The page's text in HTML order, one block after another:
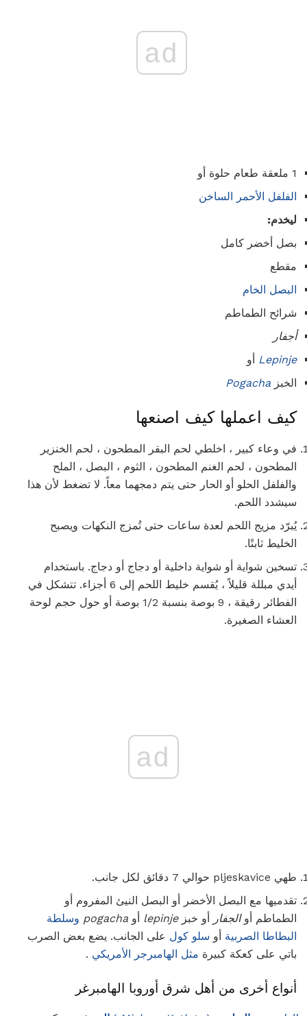
ad
1 ملعقة طعام حلوة أو
الفلفل الأحمر الساخن
ليخدم:
بصل أخضر كامل
مقطع
البصل الخام
شرائح الطماطم
أجفار
Lepinje أو
الخبز Pogacha
كيف اعملها كيف اصنعها
في وعاء كبير ، اخلطي لحم البقر المطحون ، لحم الخنزير
المطحون ، لحم الغنم المطحون ، الثوم ، البصل ، الملح
والفلفل الحلو أو الحار حتى يتم دمجهما معاً. لا تضغط لأن هذا
سيشدد اللحم.
يُبرّد مزيج اللحم لعدة ساعات حتى تُمزج النكهات ويصبح
الخليط ثابتًا.
تسخين شواية أو شواية داخلية أو دجاج أو دجاج. باستخدام
أيدي مبللة قليلاً ، يُقسم خليط اللحم إلى 6 أجزاء. تتشكل في
الفطائر رقيقة ، 9 بوصة بنسبة 1/2 بوصة أو حول حجم لوحة
العشاء الصغيرة.
ad
طهي pljeskavice حوالي 7 دقائق لكل جانب.
تقدميها مع البصل الأخضر أو ​​البصل النيئ المفروم أو
الطماطم أوالجفار أو خبزlepinje أو pogacha وسلطة
البطاطا الصربية أو سلو كول على الجانب. يضع بعض الصرب
باتي على كعكة كبيرة مثل الهامبرجر الأمريكي .
أنواع أخرى من أهل شرق أوروبا الهامبرغر